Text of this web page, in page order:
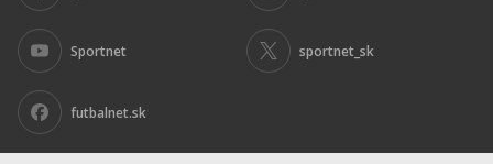
Sportnet sportnet_sk
futbalnet.sk